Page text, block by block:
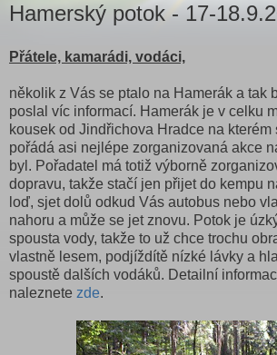
Hamerský potok - 17-
Přátele, kamarádi, vodáci,
několik z Vás se ptalo na Hamerák a tak
poslal víc informací. Hamerák je v celku
kousek od Jindřichova Hradce na kterém
pořádá asi nejlépe zorganizovaná akce
byl. Pořadatel má totiž výborně
dopravu, takže stačí jen přijet do kempu
loď, sjet dolů odkud Vás autobus nebo
nahoru a může se jet znovu. Potok je
spousta vody, takže to už chce trochu
vlastně lesem, podjíždítě nízké lávky a
spoustě dalších vodáků. Detailní
naleznete zde.